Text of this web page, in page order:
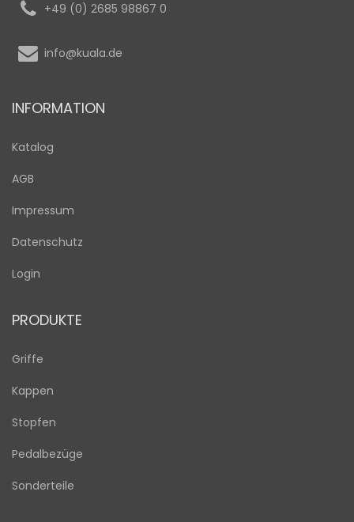
+49 (0) 2685 98867 0
info@kuala.de
INFORMATION
Katalog
AGB
Impressum
Datenschutz
Login
PRODUKTE
Griffe
Kappen
Stopfen
Pedalbezüge
Sonderteile